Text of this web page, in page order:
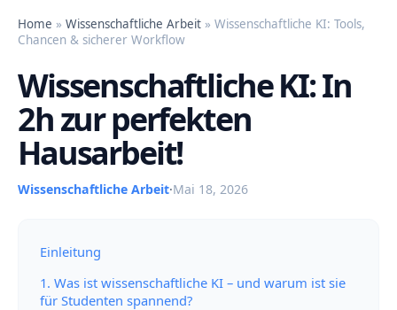
Home » Wissenschaftliche Arbeit » Wissenschaftliche KI: Tools,
Chancen & sicherer Workflow
Wissenschaftliche KI: In
2h zur perfekten
Hausarbeit!
Wissenschaftliche Arbeit·Mai 18, 2026
Einleitung
1. Was ist wissenschaftliche KI – und warum ist sie
für Studenten spannend?